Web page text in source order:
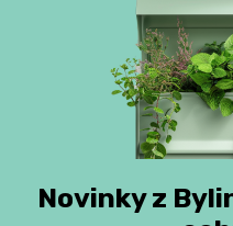
Novinky z